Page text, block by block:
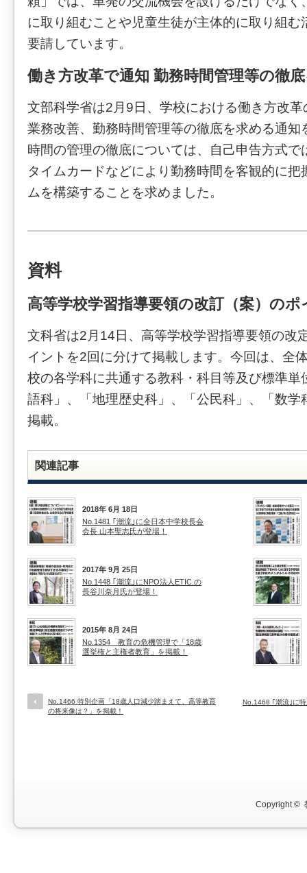
に取り組むことや児童生徒が主体的に取り組む
要請しています。
働き方改革で通知 勤務時間管理等の徹
文部科学省は2月9日、学校における働き方改
業務改善、勤務時間管理等の徹底を求める通知
時間の管理の徹底については、自己申告方式で
タイムカードなどにより勤務時間を客観的に把
ムを構築することを求めました。
資料
高等学校学習指導要領の改訂（案）のポ
文科省は2月14日、高等学校学習指導要領の改
イントを2回に分けて掲載します。今回は、全
校の各学科に共通する教科・科目等及び標準単
語科」、「地理歴史科」、「公民科」、「数学
掲載。
関連記事
2018年 6月 18日
No.1481 ｢潮流｣に全日本中学校長会
会長 山本聖志氏が登場！
2017年 9月 25日
No.1448 ｢潮流｣にNPO法人ETIC.の
長谷川奈月氏が登場！
2015年 8月 24日
No.1354 教育の危機管理で「18歳
選挙権と主権者教育」を掲載！
No.1466 特別企画「18歳人口減少踏まえて、高等教育
の将来像は？」を掲載！
No.1468 ｢潮流｣に
Copyright ©